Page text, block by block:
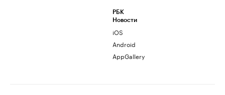
РБК
Новости
iOS
Android
AppGallery